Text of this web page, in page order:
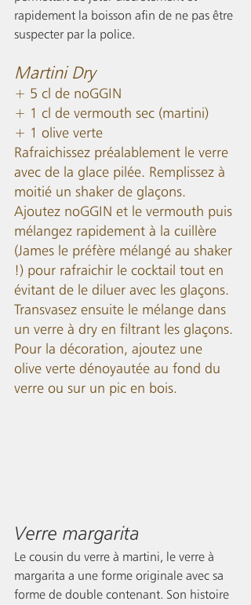
rapidement la boisson afin de ne pas être
suspecter par la police.
Martini Dry
+ 5 cl de noGGIN
+ 1 cl de vermouth sec (martini)
+ 1 olive verte
Rafraichissez préalablement le verre
avec de la glace pilée. Remplissez à
moitié un shaker de glaçons.
Ajoutez noGGIN et le vermouth puis
mélangez rapidement à la cuillère
(James le préfère mélangé au shaker
!) pour rafraichir le cocktail tout en
évitant de le diluer avec les glaçons.
Transvasez ensuite le mélange dans
un verre à dry en filtrant les glaçons.
Pour la décoration, ajoutez une
olive verte dénoyautée au fond du
verre ou sur un pic en bois.
Verre margarita
Le cousin du verre à martini, le verre à
margarita a une forme originale avec sa
forme de double contenant. Son histoire